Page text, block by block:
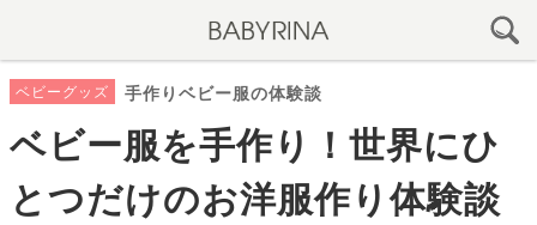
ベビーグッズ 手作りベビー服の体験談
ベビー服を手作り！世界にひ
とつだけのお洋服作り体験談